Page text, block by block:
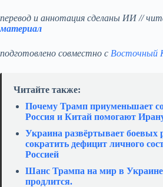
перевод и аннотация сделаны ИИ //
материал
подготовлено совместно с Восточный
Читайте также:
Почему Трамп приуменьшает
Россия и Китай помогают
Украина развёртывает боевых
сократить дефицит личного
Россией
Шанс Трампа на мир в Украине
продлится.